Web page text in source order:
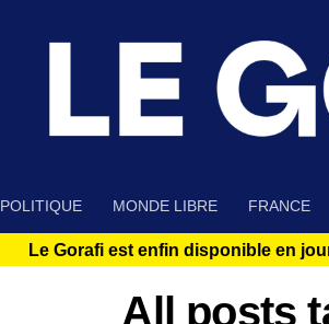
POLITIQUE MONDE LIBRE FRANCE
Le Gorafi est enfin disponible en
All posts